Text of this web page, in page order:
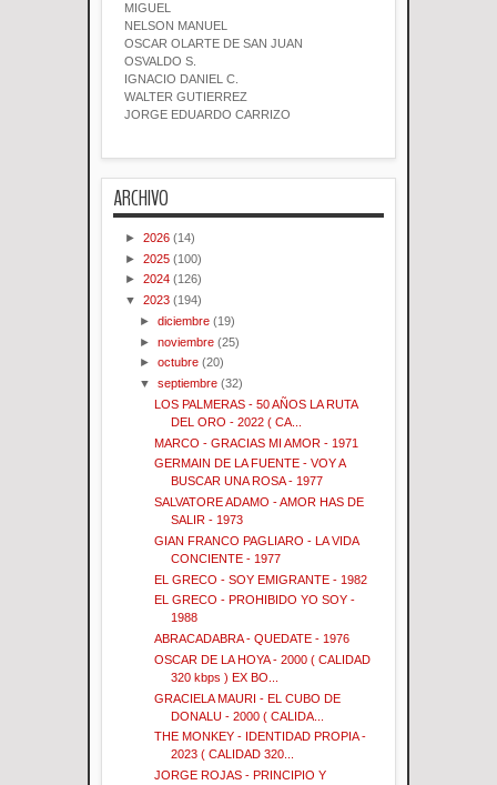
MIGUEL
NELSON MANUEL
OSCAR OLARTE DE SAN JUAN
OSVALDO S.
IGNACIO DANIEL C.
WALTER GUTIERREZ
JORGE EDUARDO CARRIZO
ARCHIVO
► 2026 (14)
► 2025 (100)
► 2024 (126)
▼ 2023 (194)
►diciembre (19)
►noviembre (25)
►octubre (20)
▼septiembre (32)
LOS PALMERAS - 50 AÑOS LA RUTA
DEL ORO - 2022 ( CA...
MARCO - GRACIAS MI AMOR - 1971
GERMAIN DE LA FUENTE - VOY A
BUSCAR UNA ROSA - 1977
SALVATORE ADAMO - AMOR HAS DE
SALIR - 1973
GIAN FRANCO PAGLIARO - LA VIDA
CONCIENTE - 1977
EL GRECO - SOY EMIGRANTE - 1982
EL GRECO - PROHIBIDO YO SOY -
1988
ABRACADABRA - QUEDATE - 1976
OSCAR DE LA HOYA - 2000 ( CALIDAD
320 kbps ) EX BO...
GRACIELA MAURI - EL CUBO DE
DONALU - 2000 ( CALIDA...
THE MONKEY - IDENTIDAD PROPIA -
2023 ( CALIDAD 320...
JORGE ROJAS - PRINCIPIO Y